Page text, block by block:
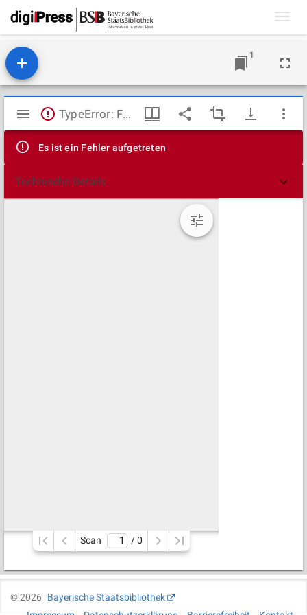
1
Mirador
Viewer
TypeError: Failed to fetch
Es ist ein Fehler aufgetreten
Technische Details
Scan / 0
©2026
Bayerische Staatsbibliothek